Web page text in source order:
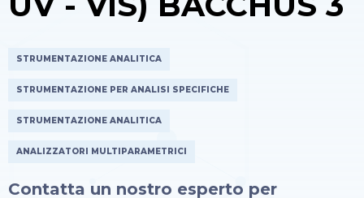
STRUMENTAZIONE ANALITICA
STRUMENTAZIONE PER ANALISI SPECIFICHE
STRUMENTAZIONE ANALITICA
ANALIZZATORI MULTIPARAMETRICI
Contatta un nostro esperto per